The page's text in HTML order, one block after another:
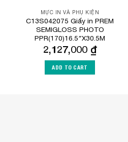
MỰC IN VÀ PHỤ KIỆN
C13S042075 Giấy in PREM
SEMIGLOSS PHOTO
PPR(170)16.5″X30.5M
2,127,000 ₫
ADD TO CART